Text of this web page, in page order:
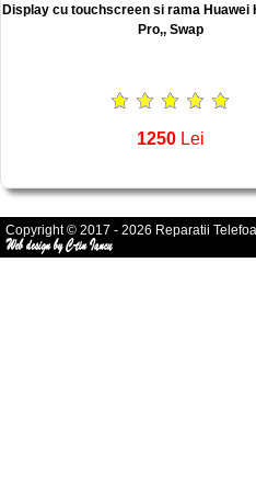
Display cu touchscreen si rama Huawei
Pro,, Swap
1250 Lei
Copyright © 2017 - 2026 Reparatii